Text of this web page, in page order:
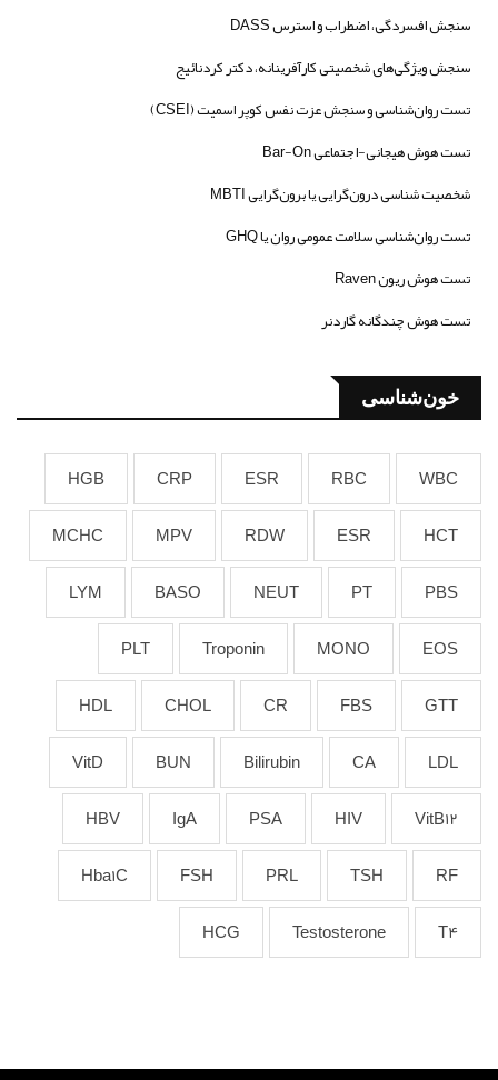
سنجش افسردگی، اضطراب و استرس DASS
سنجش ویژگی‌های شخصیتی کارآفرینانه، دکتر کردنائیج
تست روان‌شناسی و سنجش عزت نفس کوپر اسمیت (CSEI)
تست هوش هیجانی-اجتماعی Bar-On
شخصیت شناسی درون‌گرایی یا برون‌گرایی MBTI
تست روان‌شناسی سلامت عمومی روان یا GHQ
تست هوش ریون Raven
تست هوش چندگانه گاردنر
خون‌شناسی
WBC
RBC
ESR
CRP
HGB
HCT
ESR
RDW
MPV
MCHC
PBS
PT
NEUT
BASO
LYM
EOS
MONO
Troponin
PLT
GTT
FBS
CR
CHOL
HDL
LDL
CA
Bilirubin
BUN
VitD
VitB12
HIV
PSA
IgA
HBV
RF
TSH
PRL
FSH
Hba1C
T4
Testosterone
HCG